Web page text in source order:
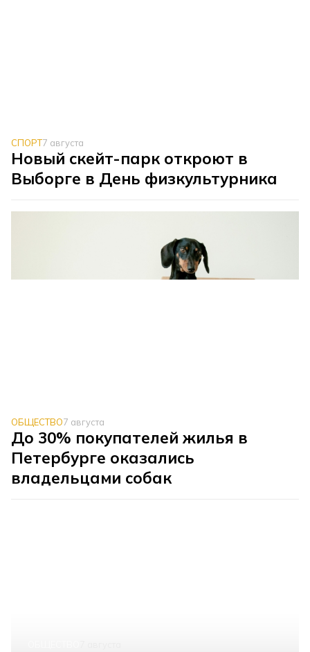
СПОРТ7 августа
Новый скейт-парк откроют в
Выборге в День физкультурника
ОБЩЕСТВО7 августа
До 30% покупателей жилья в
Петербурге оказались
владельцами собак